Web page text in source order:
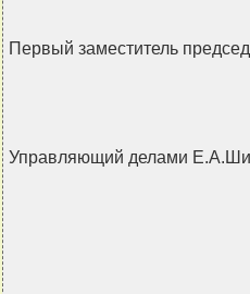
Первый заместитель
Управляющий делами